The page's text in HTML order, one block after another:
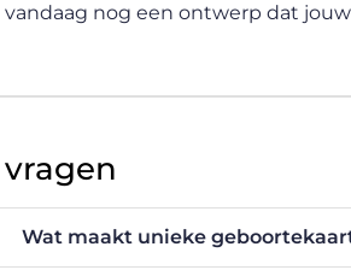
nog een ontwerp dat
Wat maakt unieke